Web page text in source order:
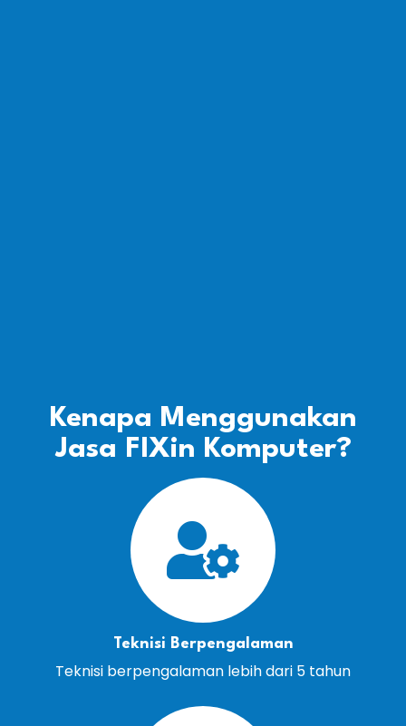
Kenapa Menggunakan
Jasa FIXin Komputer?
Teknisi Berpengalaman
Teknisi berpengalaman lebih dari 5 tahun